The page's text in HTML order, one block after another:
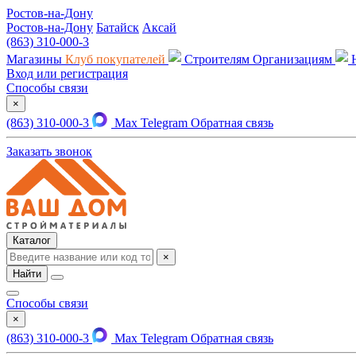
Ростов-на-Дону
Ростов-на-Дону Батайск Аксай
(863) 310-000-3
Магазины Клуб покупателей Строителям Организациям
Вход или регистрация
Способы связи
×
(863) 310-000-3 Max Telegram Обратная связь
Заказать звонок
Каталог
×
Найти
Способы связи
×
(863) 310-000-3 Max Telegram Обратная связь